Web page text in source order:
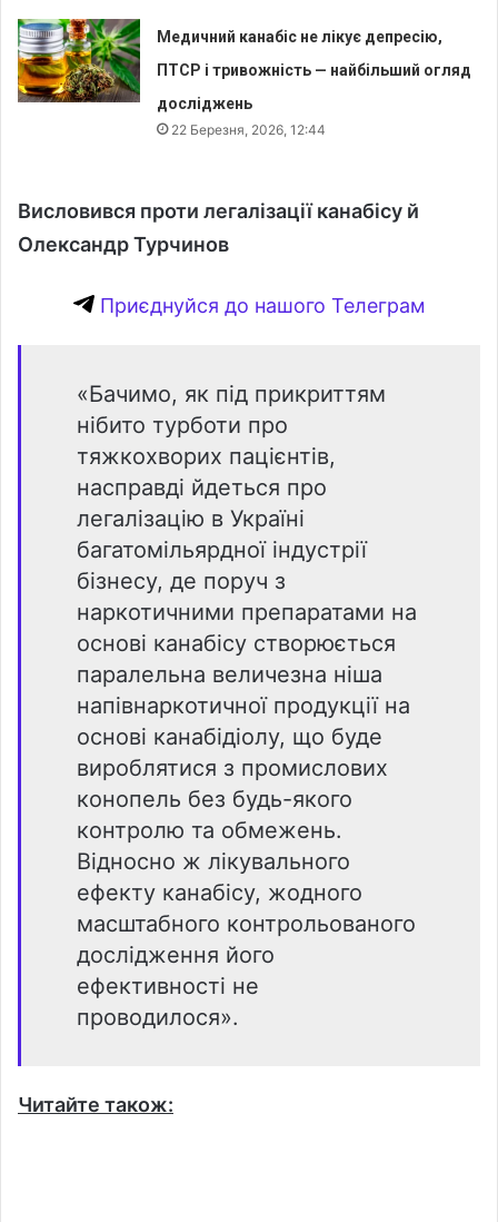
Медичний канабіс не лікує депресію,
ПТСР і тривожність — найбільший огляд
досліджень
22 Березня, 2026, 12:44
Висловився проти легалізації канабісу й
Олександр Турчинов
Приєднуйся до нашого Телеграм
«Бачимо, як під прикриттям
нібито турботи про
тяжкохворих пацієнтів,
насправді йдеться про
легалізацію в Україні
багатомільярдної індустрії
бізнесу, де поруч з
наркотичними препаратами на
основі канабісу створюється
паралельна величезна ніша
напівнаркотичної продукції на
основі канабідіолу, що буде
вироблятися з промислових
конопель без будь-якого
контролю та обмежень.
Відносно ж лікувального
ефекту канабісу, жодного
масштабного контрольованого
дослідження його
ефективності не
проводилося».
Читайте також: